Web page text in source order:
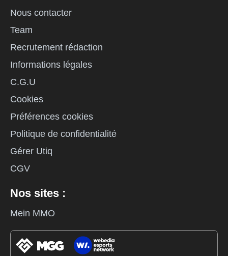
Nous contacter
Team
Recrutement rédaction
Informations légales
C.G.U
Cookies
Préférences cookies
Politique de confidentialité
Gérer Utiq
CGV
Nos sites :
Mein MMO